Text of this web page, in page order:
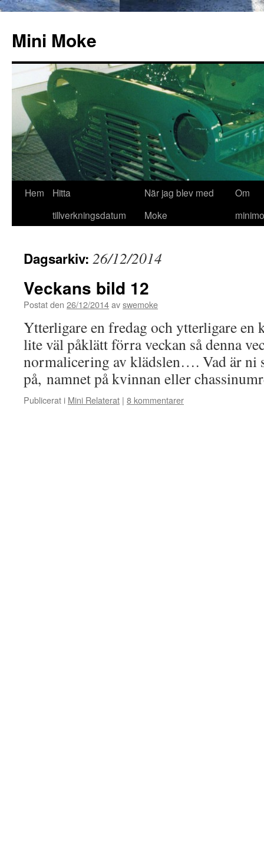
innehåll
Mini Moke
Hem
Hitta
tillverkningsdatum
När jag blev med
Moke
Om
Dagsarkiv: 26/12/2014
Veckans bild 12
Postat den 26/12/2014avswemoke
Ytterligare en fredag och ytterligare en
lite väl påklätt förra veckan så denna
normalicering av klädslen…. Vad är ni
på, namnet på kvinnan eller
Publicerat i Mini Relaterat | 8 kommentarer